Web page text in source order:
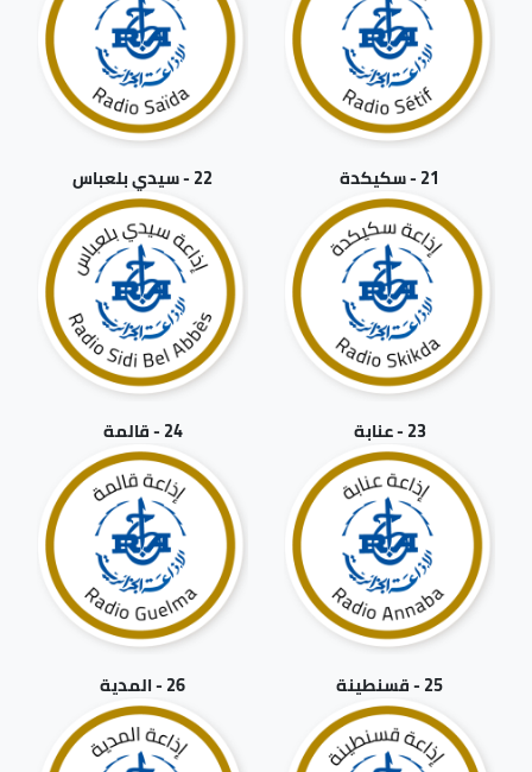
21 - سكيكدة 22 - سيدي بلعباس
23 - عنابة 24 - قالمة
25 - قسنطينة 26 - المدية